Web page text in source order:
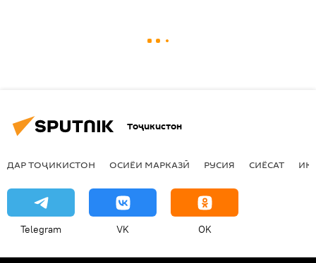
Тоҷикистон
ДАР ТОҶИКИСТОН ОСИЁИ МАРКАЗӢ РУСИЯ СИЁСАТ
Telegram VK OK